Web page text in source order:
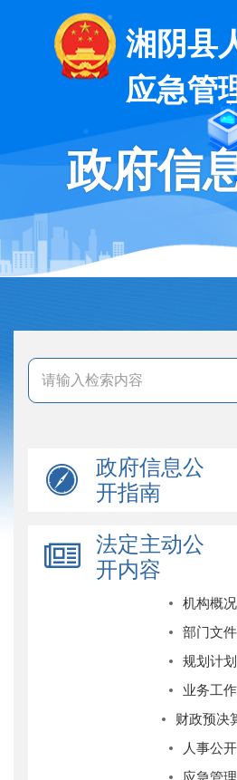
湘阴县
应急管
政府信
政府信息公
开指南
法定主动公
开内容
机构概况
部门文件
规划计划
业务工作
财政预决
人事公开